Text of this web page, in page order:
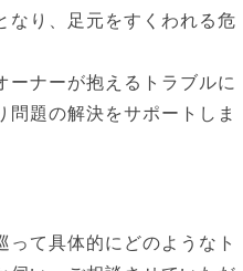
なり、足元をすくわれる危
ーナーが抱えるトラブルに
問題の解決をサポートしま
って具体的にどのようなト